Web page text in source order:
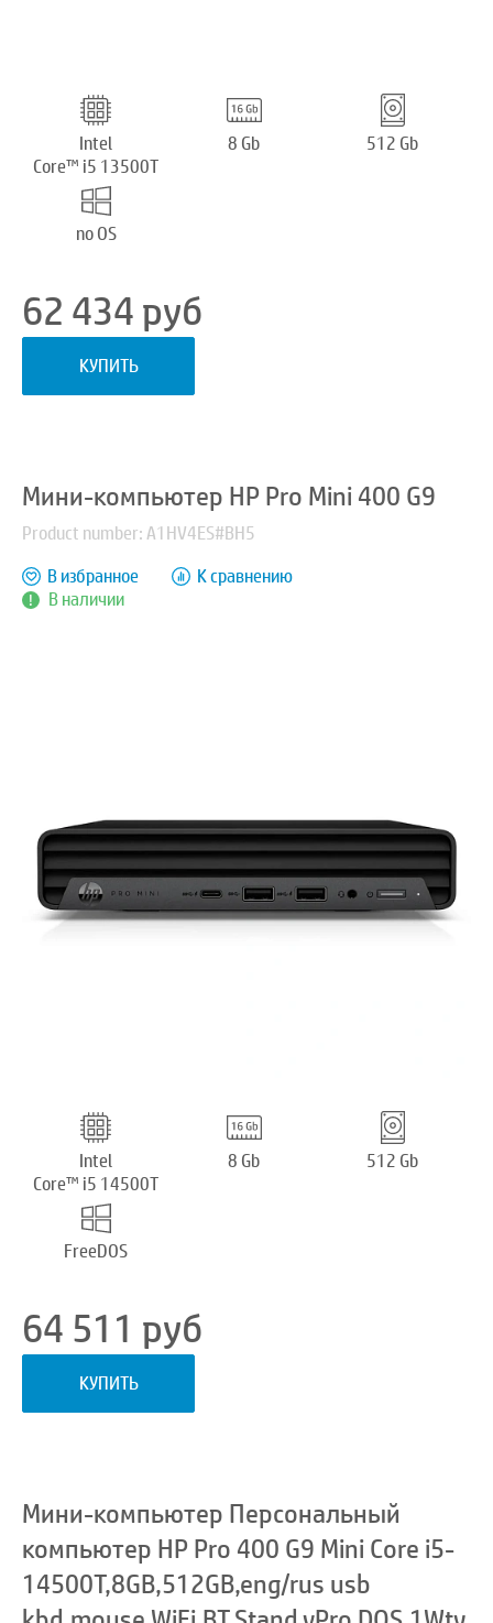
Intel
Core™ i5 13500T
8 Gb 512 Gb
no OS
62 434руб
КУПИТЬ
Мини-компьютер HP Pro Mini 400 G9
Product number: A1HV4ES#BH5
В наличии
В избранное К сравнению
Intel
Core™ i5 14500T
8 Gb 512 Gb
FreeDOS
64 511 руб
КУПИТЬ
Мини-компьютер Персональный
компьютер HP Pro 400 G9 Mini Core i5-
14500T,8GB,512GB,eng/rus usb